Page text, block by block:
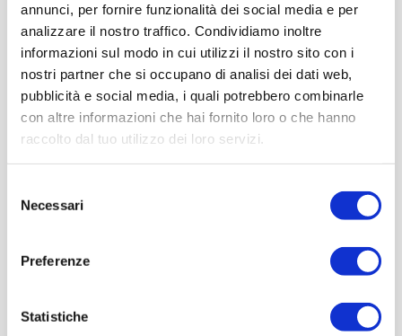
annunci, per fornire funzionalità dei social media e per
analizzare il nostro traffico. Condividiamo inoltre
informazioni sul modo in cui utilizzi il nostro sito con i
nostri partner che si occupano di analisi dei dati web,
pubblicità e social media, i quali potrebbero combinarle
con altre informazioni che hai fornito loro o che hanno
raccolto dal tuo utilizzo dei loro servizi.
delNecessari
Preferenze
Statistiche